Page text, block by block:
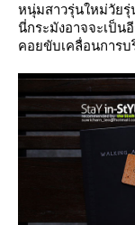
หนุ่มสาวรุ่นใหม่วัยรุ่
นี่กระมังอาจจะเป็น
คอยขับเคลื่อนการบ